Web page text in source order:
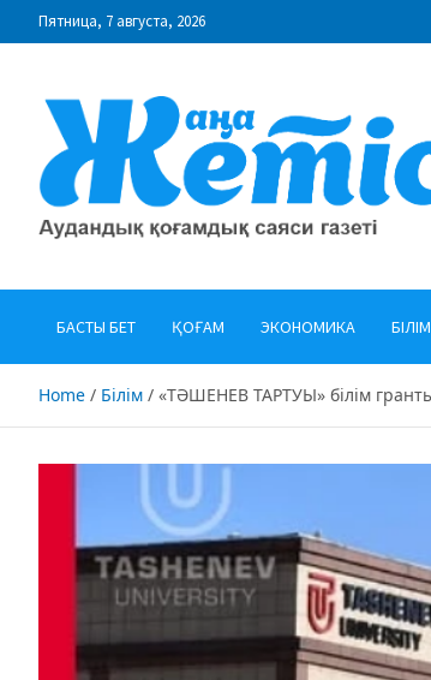
to
Пятница, 7 августа, 2026
"Жаңа Жетісай"
БАСТЫ БЕТ ҚОҒАМ ЭКОНОМИКА БІЛІМ
Home Білім «ТӘШЕНЕВ ТАРТУЫ» білім